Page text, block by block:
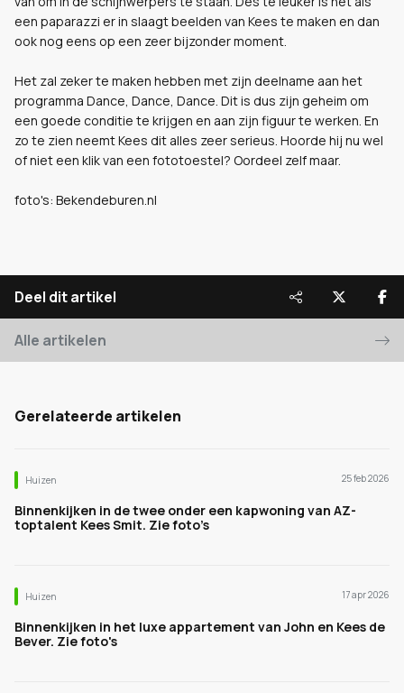
een paparazzi er in slaagt beelden van Kees te maken en dan
ook nog eens op een zeer bijzonder moment.
Het zal zeker te maken hebben met zijn deelname aan het
programma Dance, Dance, Dance. Dit is dus zijn geheim om
een goede conditie te krijgen en aan zijn figuur te werken. En
zo te zien neemt Kees dit alles zeer serieus. Hoorde hij nu wel
of niet een klik van een fototoestel? Oordeel zelf maar.
foto's: Bekendeburen.nl
Deel dit artikel
Alle artikelen
Gerelateerde artikelen
Huizen 25 feb 2026
Binnenkijken in de twee onder een kapwoning van AZ-
toptalent Kees Smit. Zie foto’s
Huizen 17 apr 2026
Binnenkijken in het luxe appartement van John en Kees de
Bever. Zie foto's